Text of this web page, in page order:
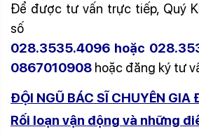
Để được tư vấn trực tiếp, Quý
028.3535.4096 hoặc
0867010908 hoặc đăng ký tư
ĐỘI NGŨ BÁC SĨ CHUYÊN GIA
Rối loạn vận động và những